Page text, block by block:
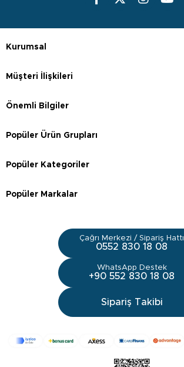
Kurumsal
Müşteri İlişkileri
Önemli Bilgiler
Popüler Ürün Grupları
Popüler Kategoriler
Popüler Markalar
Çağrı Merkezi / Sipariş Hattı
0552 830 18 08
WhatsApp Destek
+90 552 830 18 08
Sipariş Takibi